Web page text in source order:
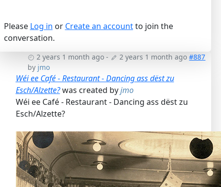
Please Log in or Create an accountto join the
conversation.
2 years 1 month ago - 2 years 1 month ago #887
by jmo
Wéi ee Café - Restaurant - Dancing ass dëst zu
Esch/Alzette?was created byjmo
Wéi ee Café - Restaurant - Dancing ass dëst zu
Esch/Alzette?